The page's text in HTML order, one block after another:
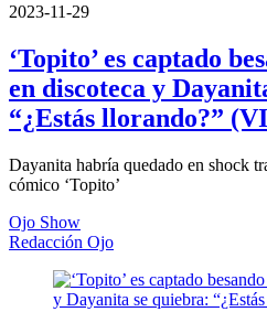
2023-11-29
‘Topito’ es captado
en discoteca y
“¿Estás llorando?”
Dayanita habría quedado en shock
cómico ‘Topito’
Ojo Show
Redacción Ojo